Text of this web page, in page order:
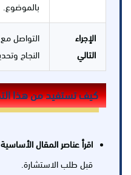
بالموضوع.
الإجراء
التالي
التواصل
النجاح
كيف تستفيد من هذا
اقرأ عناصر المقال الأساسية
قبل طلب الاستشارة.